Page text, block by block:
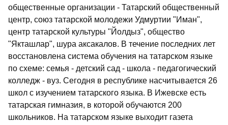
общественные организации - Татарский общественный
центр, союз татарской молодежи Удмуртии "Иман",
центр татарской культуры "Йолдыз", общество
"Якташлар", шура аксакалов. В течение последних лет
восстановлена система обучения на татарском языке
по схеме: семья - детский сад - школа - педагогический
колледж - вуз. Сегодня в республике насчитывается 26
школ с изучением татарского языка. В Ижевске есть
татарская гимназия, в которой обучаются 200
школьников. На татарском языке выходит газета